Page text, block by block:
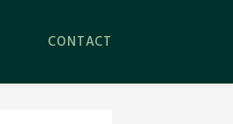
CONTACT